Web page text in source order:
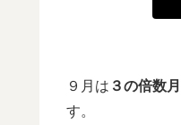
９月は ３の倍数月
す。